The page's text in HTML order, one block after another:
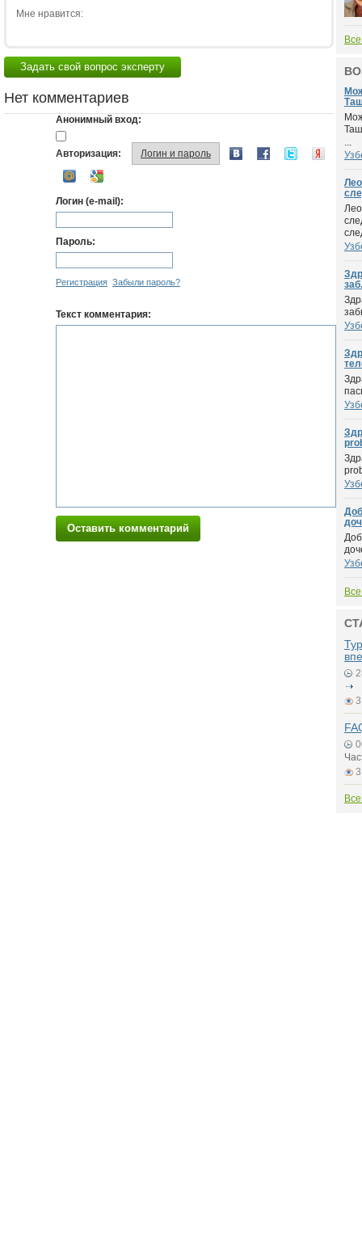
Мне нравится:
Задать свой вопрос эксперту
Нет комментариев
Анонимный вход:
Авторизация: Логин и пароль
Логин (e-mail):
Пароль:
Регистрация Забыли пароль?
Текст комментария:
Оставить комментарий
...